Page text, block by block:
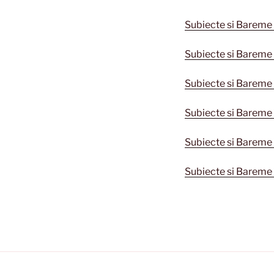
Subiecte si
Subiecte si
Subiecte si
Subiecte si
Subiecte si
Subiecte si